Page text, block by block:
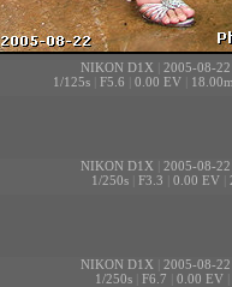
NIKON D1X
2005-08-
1/125s| F5.6 0.00 EV|
NIKON D1X
2005-08-
1/250s| F3.3 0.00 EV|
NIKON D1X
2005-08-
1/250s| F6.7 0.00 EV|